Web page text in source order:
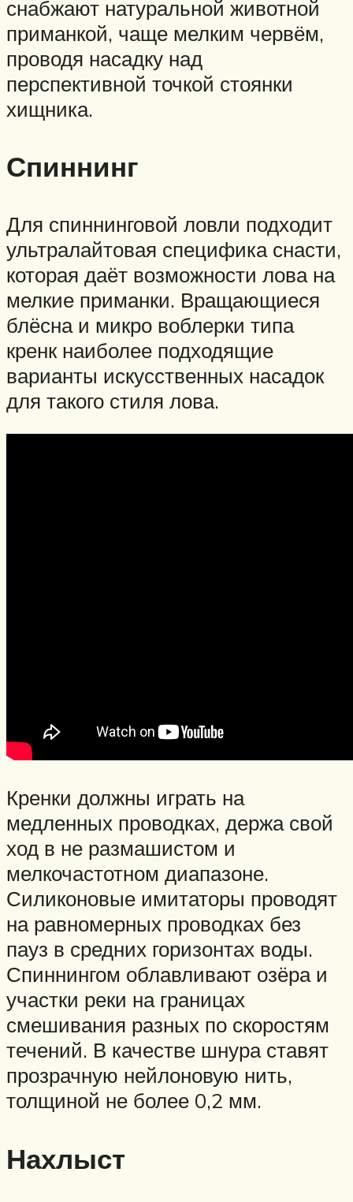
снабжают натуральной животной
приманкой, чаще мелким червём,
проводя насадку над
перспективной точкой стоянки
хищника.
Спиннинг
Для спиннинговой ловли подходит
ультралайтовая специфика снасти,
которая даёт возможности лова на
мелкие приманки. Вращающиеся
блёсна и микро воблерки типа
кренк наиболее подходящие
варианты искусственных насадок
для такого стиля лова.
Кренки должны играть на
медленных проводках, держа свой
ход в не размашистом и
мелкочастотном диапазоне.
Силиконовые имитаторы проводят
на равномерных проводках без
пауз в средних горизонтах воды.
Спиннингом облавливают озёра и
участки реки на границах
смешивания разных по скоростям
течений. В качестве шнура ставят
прозрачную нейлоновую нить,
толщиной не более 0,2 мм.
Нахлыст